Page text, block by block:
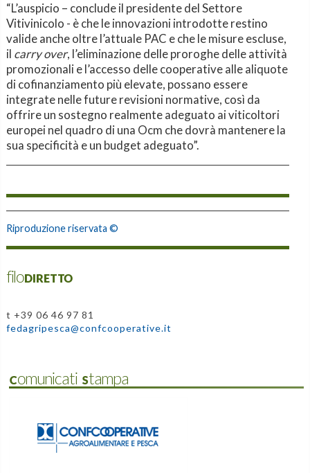
“L’auspicio – conclude il presidente del Settore
Vitivinicolo - è che le innovazioni introdotte restino
valide anche oltre l’attuale PAC e che le misure escluse,
il carry over, l’eliminazione delle proroghe delle attività
promozionali e l’accesso delle cooperative alle aliquote
di cofinanziamento più elevate, possano essere
integrate nelle future revisioni normative, così da
offrire un sostegno realmente adeguato ai viticoltori
europei nel quadro di una Ocm che dovrà mantenere la
sua specificità e un budget adeguato”.
Riproduzione riservata ©
filoDIRETTO
t +39 06 46 97 81
fedagripesca@confcooperative.it
Comunicati Stampa